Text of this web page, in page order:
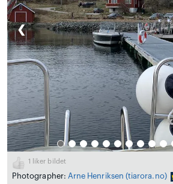
❮
1 liker bildet
Photographer: Arne Henriksen (tiarora.no)